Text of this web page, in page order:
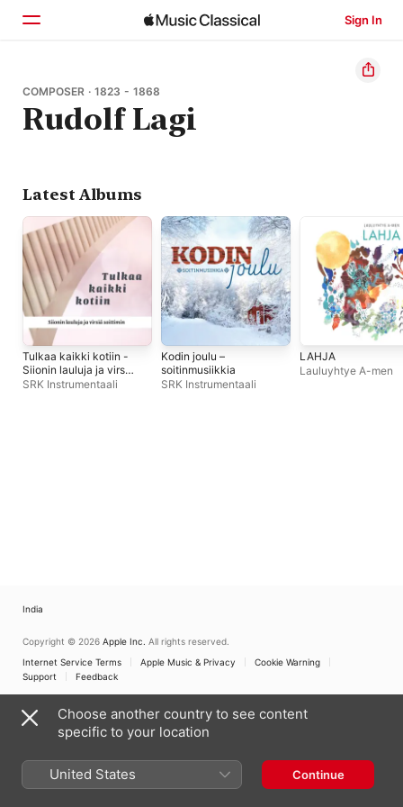
Sign In
Home
Browse
COMPOSER · 1823 - 1868
Rudolf Lagi
Latest Albums
Tulkaa kaikki kotiin -
Siionin lauluja ja virsiä
soittimin
SRK Instrumentaali
Kodin joulu –
soitinmusiikkia
SRK Instrumentaali
LAHJA
Lauluyhtye A-men
India
Copyright © 2026 Apple Inc. All rights reserved.
Internet Service Terms
Apple Music & Privacy
Cookie Warning
Support
Feedback
Choose another country to see content
specific to your location
United States Continue